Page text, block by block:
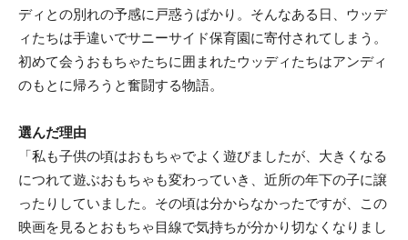
ディとの別れの予感に戸惑うばかり。そんなある日、ウッデ
ィたちは手違いでサニーサイド保育園に寄付されてしまう。
初めて会うおもちゃたちに囲まれたウッディたちはアンディ
のもとに帰ろうと奮闘する物語。
選んだ理由
「私も子供の頃はおもちゃでよく遊びましたが、大きくなる
につれて遊ぶおもちゃも変わっていき、近所の年下の子に譲
ったりしていました。その頃は分からなかったですが、この
映画を見るとおもちゃ目線で気持ちが分かり切なくなりまし